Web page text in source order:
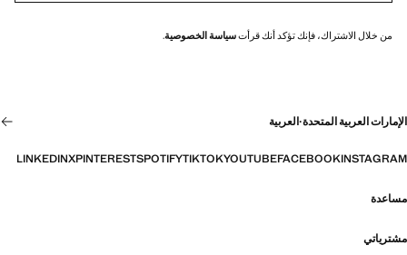
من خلال الاشتراك، فإنك تؤكد أنك قرأتسياسة الخصوصية.
الإمارات العربية المتحدة·العربية
INSTAGRAM
FACEBOOK
YOUTUBE
TIKTOK
SPOTIFY
PINTEREST
X
LINKEDIN
مساعدة
مشترياتي